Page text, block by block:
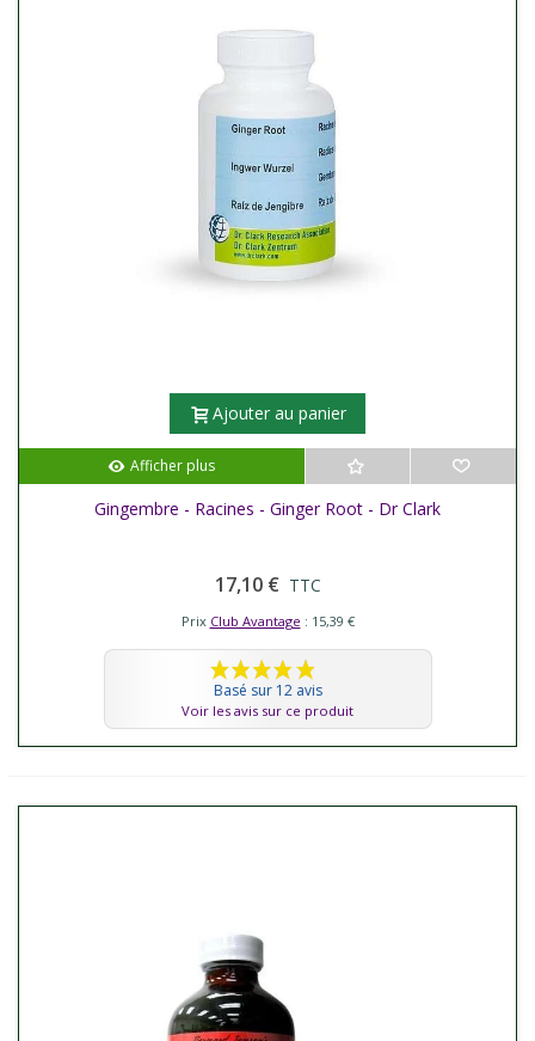
Ajouter au panier
Afficher plus
Gingembre - Racines - Ginger Root - Dr Clark
17,10 € TTC
Prix Club Avantage : 15,39 €
Basé sur 12 avis
Voir les avis sur ce produit